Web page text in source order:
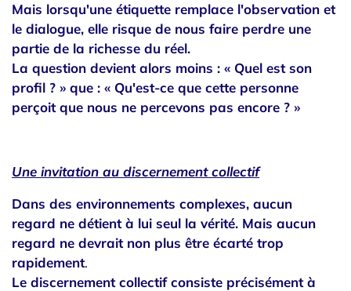
Mais lorsqu'une étiquette remplace l'observation et
le dialogue, elle risque de nous faire perdre une
partie de la richesse du réel.
La question devient alors moins : « Quel est son
profil ? » que : « Qu'est-ce que cette personne
perçoit que nous ne percevons pas encore ? »
Une invitation au discernement collectif
Dans des environnements complexes, aucun
regard ne détient à lui seul la vérité. Mais aucun
regard ne devrait non plus être écarté trop
rapidement.
Le discernement collectif consiste précisément à